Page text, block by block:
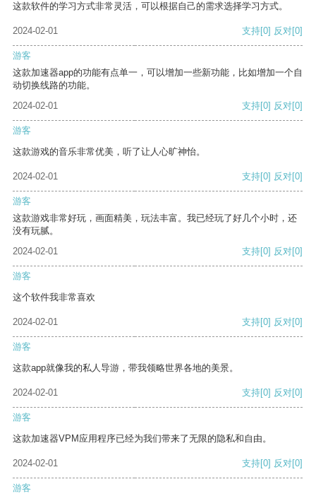
这款软件的学习方式非常灵活，可以根据自己的需求选择学习方式。
2024-02-01 支持[0] 反对[0]
游客
这款加速器app的功能有点单一，可以增加一些新功能，比如增加一个自
动切换线路的功能。
2024-02-01
支持[0] 反对[0]
游客
这款游戏的音乐非常优美，听了让人心旷神怡。
2024-02-01 支持[0] 反对[0]
游客
这款游戏非常好玩，画面精美，玩法丰富。我已经玩了好几个小时，还
没有玩腻。
2024-02-01
支持[0] 反对[0]
游客
这个软件我非常喜欢
2024-02-01 支持[0] 反对[0]
游客
这款app就像我的私人导游，带我领略世界各地的美景。
2024-02-01 支持[0] 反对[0]
游客
这款加速器VPM应用程序已经为我们带来了无限的隐私和自由。
2024-02-01 支持[0] 反对[0]
游客